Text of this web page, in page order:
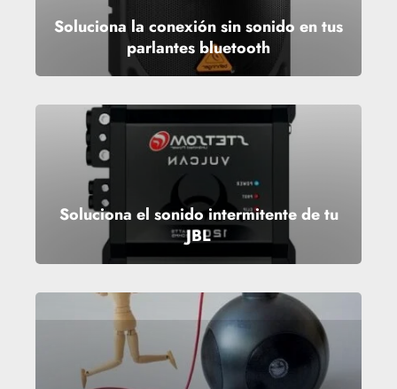
Soluciona la conexión sin sonido en tus
parlantes bluetooth
Soluciona el sonido intermitente de tu
JBL